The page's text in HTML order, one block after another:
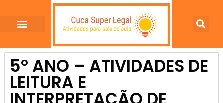
5º ANO – ATIVIDADES DE
LEITURA E